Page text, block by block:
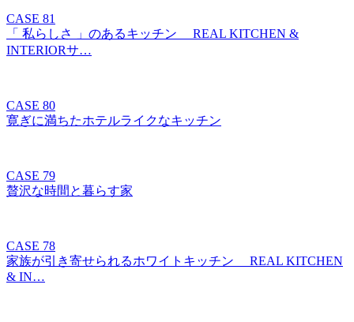
CASE 81
「 私らしさ 」のあるキッチン REAL KITCHEN &
INTERIORサ…
CASE 80
寛ぎに満ちたホテルライクなキッチン
CASE 79
贅沢な時間と暮らす家
CASE 78
家族が引き寄せられるホワイトキッチン REAL KITCHEN
& IN…